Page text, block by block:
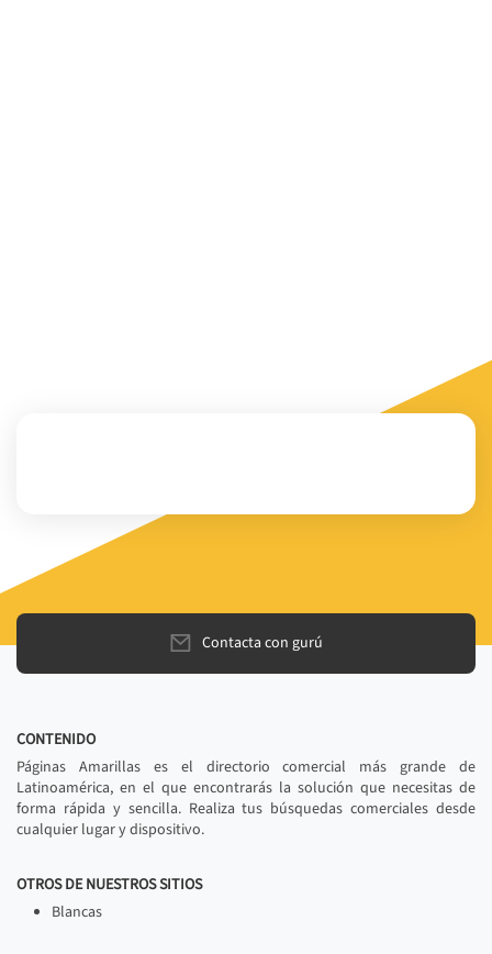
Contacta con gurú
CONTENIDO
Páginas Amarillas es el directorio comercial más grande de
Latinoamérica, en el que encontrarás la solución que necesitas de
forma rápida y sencilla. Realiza tus búsquedas comerciales desde
cualquier lugar y dispositivo.
OTROS DE NUESTROS SITIOS
Blancas